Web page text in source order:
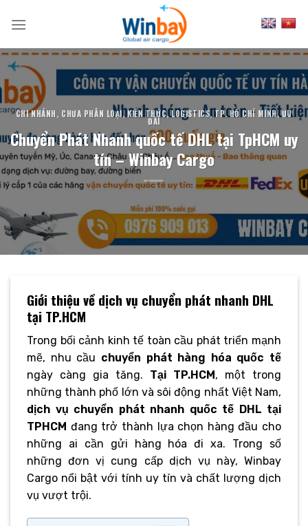
CHI NHÁNH, CHƯA PHÂN LOẠI, KIẾN THỨC,LOGISTICS,TP. HỒ CHÍ MINH,ƯU
ĐÃI
Chuyển Phát Nhanh quốc tế DHL tại TpHCM uy
tín – Winbay Cargo
Giới thiệu về dịch vụ chuyển phát nhanh DHL
tại TP.HCM
Trong bối cảnh kinh tế toàn cầu phát triển mạnh
mẽ, nhu cầu chuyển phát hàng hóa quốc tế
ngày càng gia tăng. Tại TP.HCM, một trong
những thành phố lớn và sôi động nhất Việt Nam,
dịch vụ chuyển phát nhanh quốc tế DHL tại
TPHCM đang trở thành lựa chọn hàng đầu cho
những ai cần gửi hàng hóa đi xa. Trong số
những đơn vị cung cấp dịch vụ này, Winbay
Cargo nổi bật với tính uy tín và chất lượng dịch
vụ vượt trội.